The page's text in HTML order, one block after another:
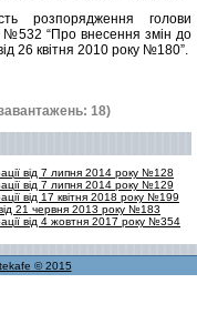
розпорядження голови
№532 “Про внесення змін до
26 квітня 2010 року №180”.
18)
від 7 липня 2014 року №128
від 7 липня 2014 року №129
від 17 квітня 2018 року №199
21 червня 2013 року №183
від 4 жовтня 2017 року №354
© 2015